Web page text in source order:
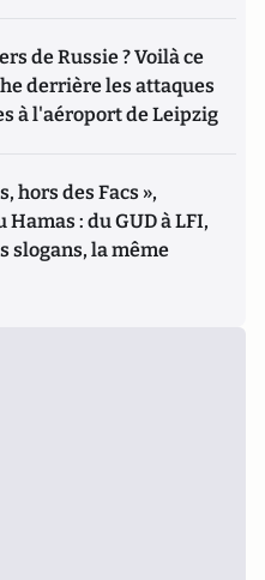
de Russie ? Voilà ce
derrière les attaques
à l'aéroport de Leipzig
hors des Facs »,
Hamas : du GUD à LFI,
slogans, la même